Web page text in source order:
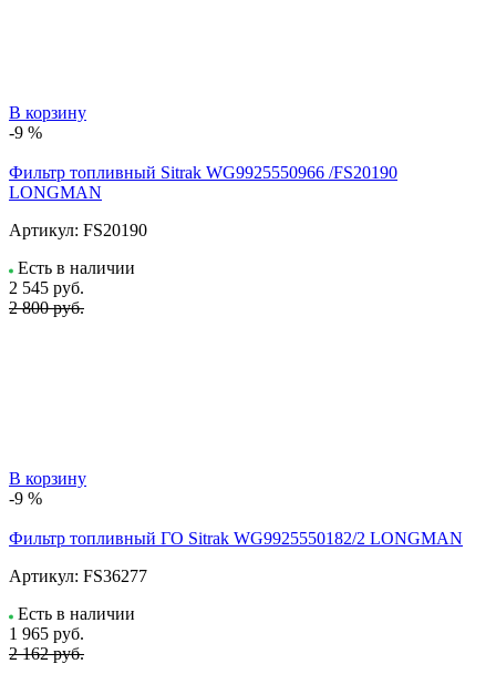
В корзину
-9 %
Фильтр топливный Sitrak WG9925550966 /FS20190
LONGMAN
Артикул: FS20190
Есть в наличии
2 545 руб.
2 800 руб.
В корзину
-9 %
Фильтр топливный ГО Sitrak WG9925550182/2 LONGMAN
Артикул: FS36277
Есть в наличии
1 965 руб.
2 162 руб.